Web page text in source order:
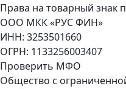
Права на товарный знак
ООО МКК «РУС ФИН»
ИНН: 3253501660
ОГРН: 1133256003407
Проверить МФО
Общество с